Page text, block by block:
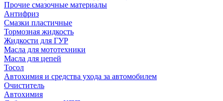
Прочие смазочные материалы
Антифриз
Смазки пластичные
Тормозная жидкость
Жидкости для ГУР
Масла для мототехники
Масла для цепей
Тосол
Автохимия и средства ухода за автомобилем
Очиститель
Автохимия